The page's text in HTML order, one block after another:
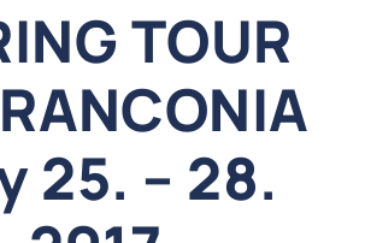
TOUR
25. – 28.